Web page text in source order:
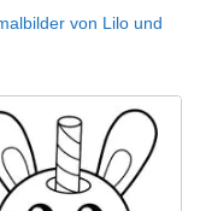
von Lilo und